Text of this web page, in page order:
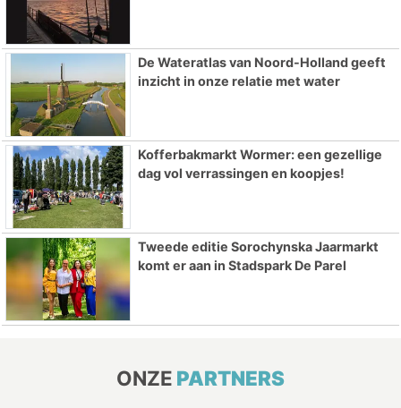
De Wateratlas van Noord-Holland geeft
inzicht in onze relatie met water
Kofferbakmarkt Wormer: een gezellige
dag vol verrassingen en koopjes!
Tweede editie Sorochynska Jaarmarkt
komt er aan in Stadspark De Parel
ONZE PARTNERS